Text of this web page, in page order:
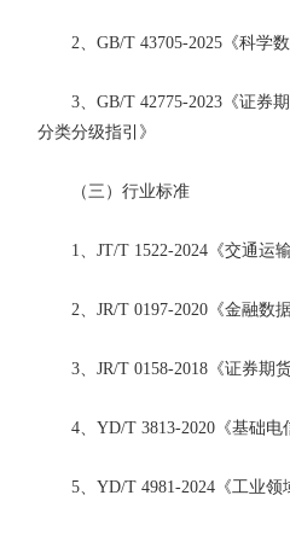
2、GB/T 43705-2025《科学
3、GB/T 42775-2023《证券
分类分级指引》
（三）行业标准
1、JT/T 1522-2024《交通运
2、JR/T 0197-2020《金融数
3、JR/T 0158-2018《证券期
4、YD/T 3813-2020《基础电
5、YD/T 4981-2024《工业领